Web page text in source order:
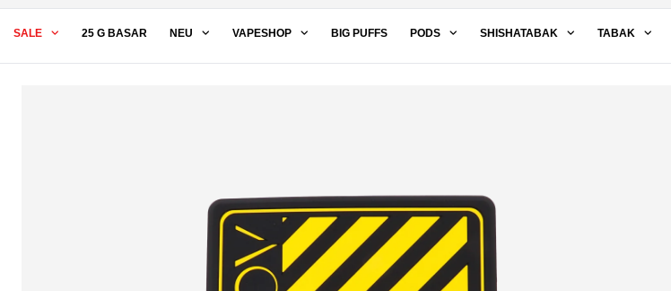
SALE 25 G BASAR NEU VAPESHOP BIG PUFFS PODS SHISHATABAK TABAK